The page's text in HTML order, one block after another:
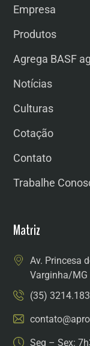
Empresa
Produtos
Agrega BASF
Notícias
Culturas
Cotação
Contato
Trabalhe
Matriz
Av. Princesa
Varginha/MG
(35)
Seg – Sex: